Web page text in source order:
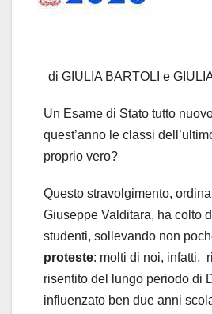
di GIULIA BARTOLI e
Un Esame di Stato tutto
quest’anno le classi
proprio vero?
Questo stravolgimento,
Giuseppe Valditara, ha colto
studenti, sollevando non
proteste: molti di noi, infatti,
risentito del lungo periodo di
influenzato ben due anni